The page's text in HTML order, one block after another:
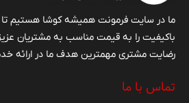
ما در سایت فرمونت همیشه کوشا هستیم
باکیفیت را به قیمت مناسب به مشتریان
رضایت مشتری مهمترین هدف ما در ارائه
تماس با ما